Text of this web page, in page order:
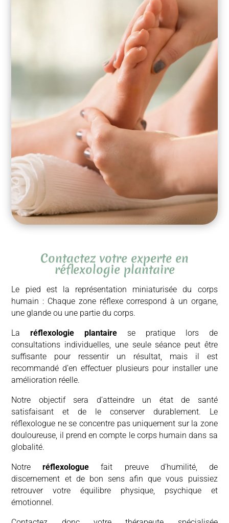
Contactez votre experte en
réflexologie plantaire
Le pied est la représentation miniaturisée du corps
humain : Chaque zone réflexe correspond à un organe,
une glande ou une partie du corps.
Laréflexologie plantaire se pratique lors de
consultations individuelles, une seule séance peut être
suffisante pour ressentir un résultat, mais il est
recommandé d’en effectuer plusieurs pour installer une
amélioration réelle.
Notre objectif sera d’atteindre un état de santé
satisfaisant et de le conserver durablement. Le
réflexologue ne se concentre pas uniquement sur la zone
douloureuse, il prend en compte le corps humain dans sa
globalité.
Notreréflexologue fait preuve d’humilité, de
discernement et de bon sens afin que vous puissiez
retrouver votre équilibre physique, psychique et
émotionnel.